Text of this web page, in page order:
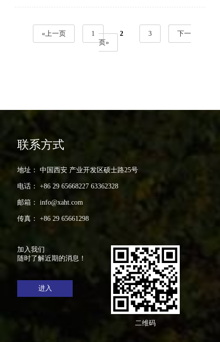
«上一页 1 2 3
下一
页»
联系方式
地址： 中国西安 产业开发区硕士路25号
电话： +86 29 65668227 63362328
邮箱： info@xaht.com
传真： +86 29 65661298
加入我们
随时了解近期的消息！
进入
二维码